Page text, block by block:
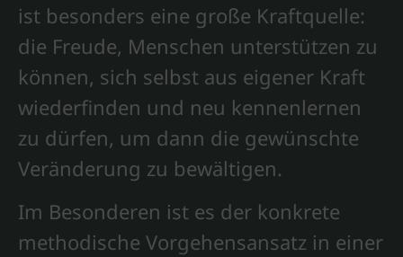
ist besonders eine große Kraftquelle:
die Freude, Menschen unterstützen zu
können, sich selbst aus eigener Kraft
wiederfinden und neu kennenlernen
zu dürfen, um dann die gewünschte
Veränderung zu bewältigen.
Im Besonderen ist es der konkrete
methodische Vorgehensansatz in einer